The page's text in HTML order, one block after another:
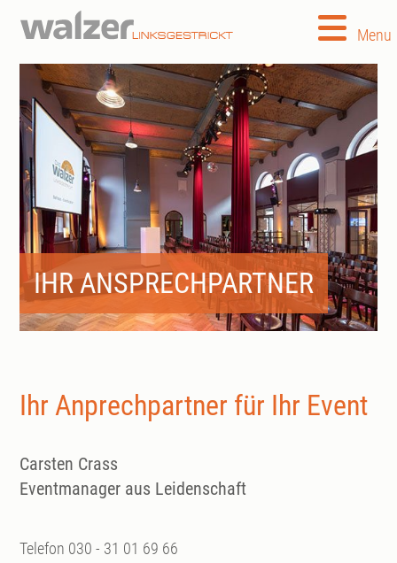
Menu
IHR ANSPRECHPARTNER
Ihr Anprechpartner für Ihr Event
Carsten Crass
Eventmanager aus Leidenschaft
Telefon 030 - 31 01 69 66